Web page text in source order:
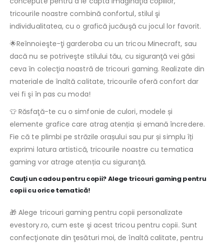
tricourile noastre combină confortul, stilul şi
individualitatea, cu o grafică jucăuşă cu jocul lor favorit.
🌟Reînnoieşte-ţi garderoba cu un tricou Minecraft, sau
dacă nu se potriveşte stilului tău, cu siguranţă vei găsi
ceva în colecţia noastră de tricouri gaming. Realizate din
materiale de înaltă calitate, tricourile oferă confort dar
vei fi şi în pas cu moda!
👕 Răsfaţă-te cu o simfonie de culori, modele și
elemente grafice care atrag atenția și emană încredere.
Fie că te plimbi pe străzile orașului sau pur și simplu îți
exprimi latura artistică, tricourile noastre cu tematica
gaming vor atrage atenția cu siguranţă.
Cauţi un cadou pentru copii? Alege tricouri gaming pentru
copii cu orice tematică!
🎁 Alege tricouri gaming pentru copii personalizate
evestory.ro, cum este şi acest tricou pentru copii. Sunt
confecţionate din ţesături moi, de înaltă calitate, pentru